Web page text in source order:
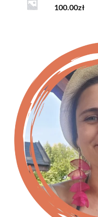
100.00zł